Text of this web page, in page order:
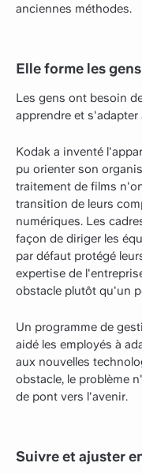
anciennes méthodes.
Elle forme les
Les gens ont besoin
apprendre et
Kodak a inventé
pu orienter son
traitement de films
transition de leurs
numériques. Les
façon de diriger les
par défaut protégé
expertise de
obstacle plutôt qu'un
Un programme de
aidé les employés à
aux nouvelles
obstacle, le problème
de pont vers l'avenir.
Suivre et ajuster